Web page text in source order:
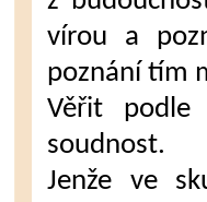
vírou a
poznání tím
Věřit podle
soudnost.
Jenže ve